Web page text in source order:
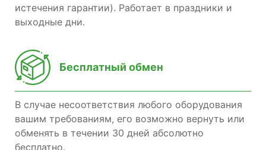
истечения гарантии). Работает в праздники и
выходные дни.
Бесплатный обмен
В случае несоответствия любого оборудования
вашим требованиям, его возможно вернуть или
обменять в течении 30 дней абсолютно
бесплатно.